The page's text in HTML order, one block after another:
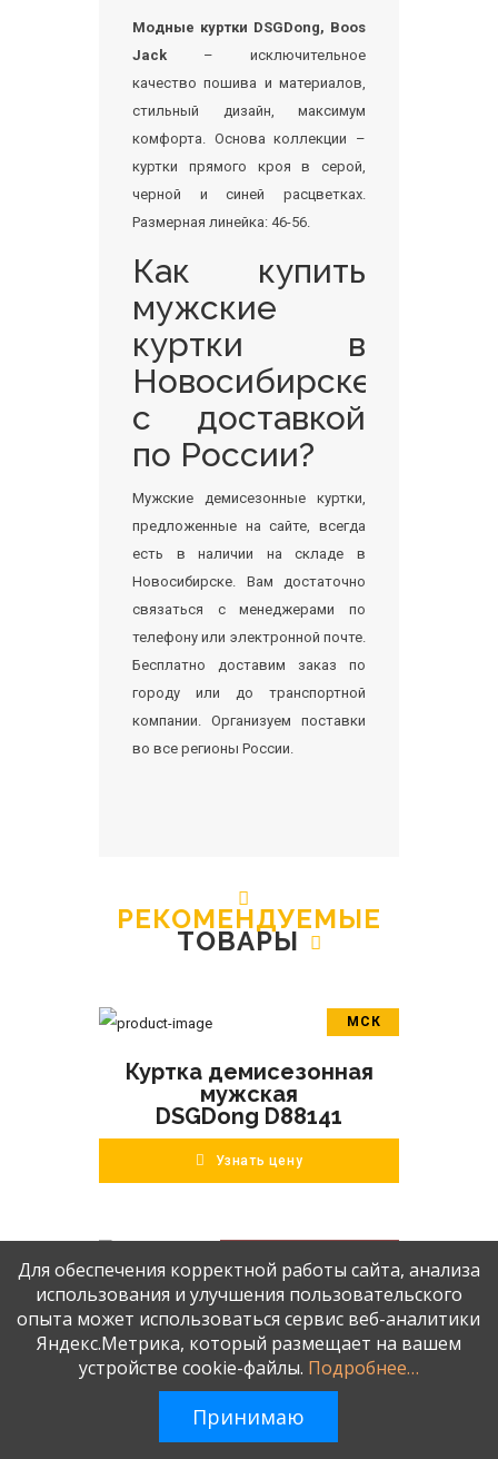
Модные куртки DSGDong, Boos
Jack – исключительное
качество пошива и материалов,
стильный дизайн, максимум
комфорта. Основа коллекции –
куртки прямого кроя в серой,
черной и синей расцветках.
Размерная линейка: 46-56.
Как купить
мужские
куртки в
Новосибирске
с доставкой
по России?
Мужские демисезонные куртки,
предложенные на сайте, всегда
есть в наличии на складе в
Новосибирске. Вам достаточно
связаться с менеджерами по
телефону или электронной почте.
Бесплатно доставим заказ по
городу или до транспортной
компании. Организуем поставки
во все регионы России.
РЕКОМЕНДУЕМЫЕ
ТОВАРЫ
МСК
ПОДРОБНЕЕ
Куртка демисезонная
мужская
DSGDong D88141
Узнать цену
ПОДРОБНЕЕ
В корзину
Куртка демисезонная
мужская
SAZ BP6718
Узнать цену
Для обеспечения корректной работы сайта, анализа
использования и улучшения пользовательского
опыта может использоваться сервис веб-аналитики
Яндекс.Метрика, который размещает на вашем
устройстве cookie-файлы. Подробнее…
Принимаю